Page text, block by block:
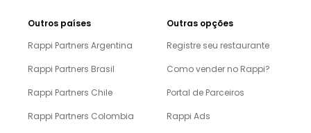
Outros países
Rappi Partners Argentina
Rappi Partners Brasil
Rappi Partners Chile
Rappi Partners Colombia
Outras opções
Registre seu restaurante
Como vender no Rappi?
Portal de Parceiros
Rappi Ads